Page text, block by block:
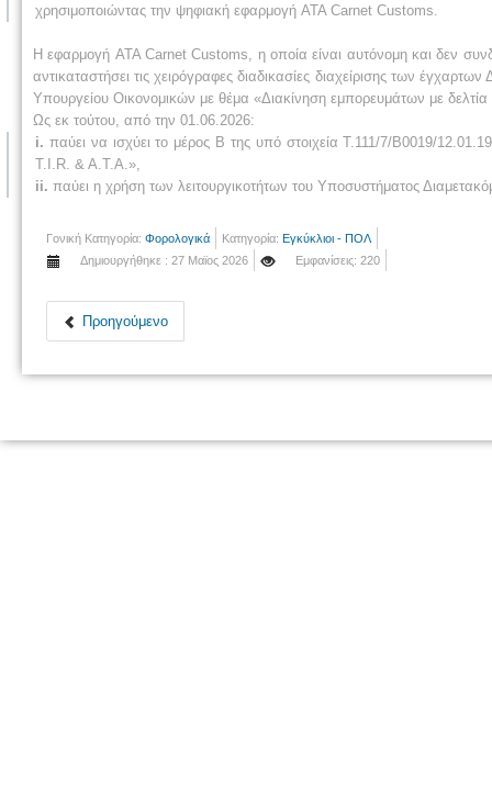
χρησιμοποιώντας την ψηφιακή εφαρμογή ATA Carnet Customs.
Η εφαρμογή ATA Carnet Customs, η οποία είναι αυτόνομη και δεν
αντικαταστήσει τις χειρόγραφες διαδικασίες διαχείρισης των
Υπουργείου Οικονομικών με θέμα «Διακίνηση εμπορευμάτων με
Ως εκ τούτου, από την 01.06.2026:
i. παύει να ισχύει το μέρος Β της υπό στοιχεία Τ.111/7/Β0019/
T.I.R. & A.T.A.»,
ii. παύει η χρήση των λειτουργικοτήτων του Υποσυστήματος
Γονική Κατηγορία: Φορολογικά Κατηγορία: Εγκύκλιοι - ΠΟΛ
Δημιουργήθηκε : 27 Μαϊος 2026
Εμφανίσεις: 220
Προηγούμενο